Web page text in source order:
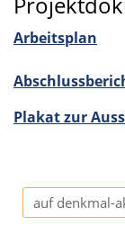
Arbeits­plan
Plakat zur